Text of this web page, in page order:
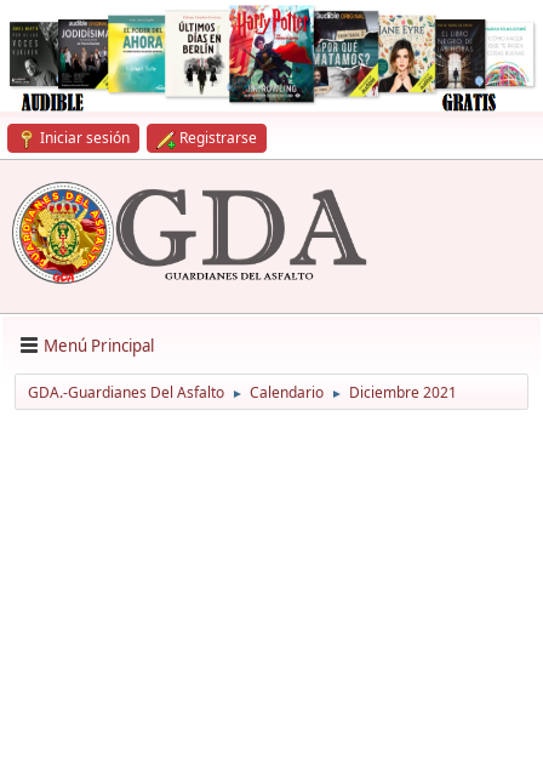
Iniciar sesión Registrarse
Menú Principal
GDA.-Guardianes Del Asfalto ► Calendario ► Diciembre 2021